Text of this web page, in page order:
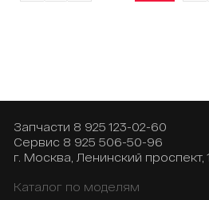
Запчасти 8 925 123-02-60
Сервис 8 925 506-50-96
г. Москва, Ленинский проспект,
Каталог по моделям